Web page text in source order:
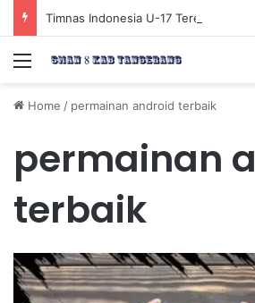
Menu
Home / permainan android terbaik
permainan
terbaik